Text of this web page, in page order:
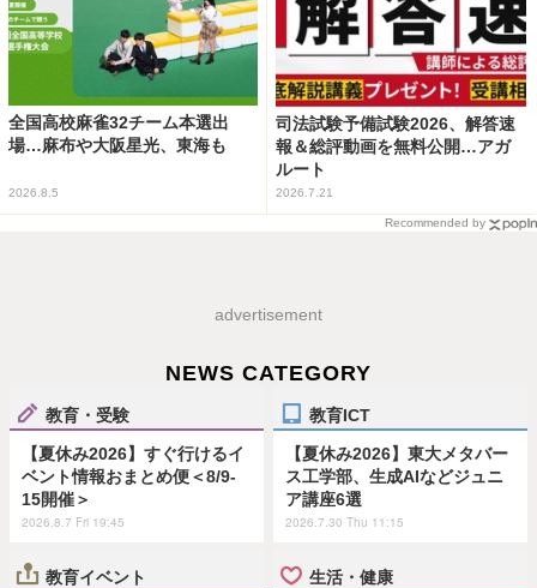
全国高校麻雀32チーム本選出
場…麻布や大阪星光、東海も
2026.8.5
司法試験予備試験2026、解答速
報＆総評動画を無料公開…アガ
ルート
2026.7.21
Recommended by
advertisement
NEWS CATEGORY
教育・受験
【夏休み2026】すぐ行けるイ
ベント情報おまとめ便＜8/9-
15開催＞
2026.8.7 Fri 19:45
教育ICT
【夏休み2026】東大メタバー
ス工学部、生成AIなどジュニ
ア講座6選
2026.7.30 Thu 11:15
教育イベント 生活・健康